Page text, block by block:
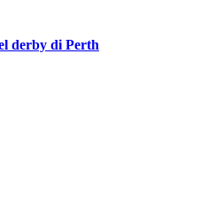
derby di Perth